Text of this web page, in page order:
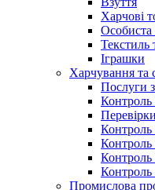
Харчові
Особиста
Текстиль
Іграшки
Харчування та
Послуги
Контроль
Контроль
Контроль
Контроль
Контроль
Промислова